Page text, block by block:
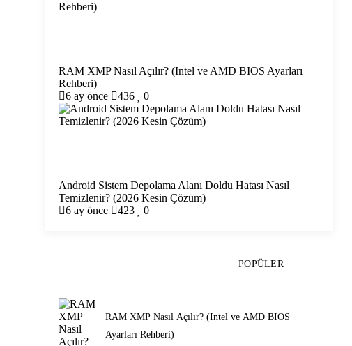
RAM XMP Nasıl Açılır? (Intel ve AMD BIOS Ayarları
Rehberi)
6 ay önce
436 0
Android Sistem Depolama Alanı Doldu Hatası Nasıl
Temizlenir? (2026 Kesin Çözüm)
6 ay önce
423 0
POPÜLER
RAM XMP Nasıl Açılır? (Intel ve AMD BIOS
Ayarları Rehberi)